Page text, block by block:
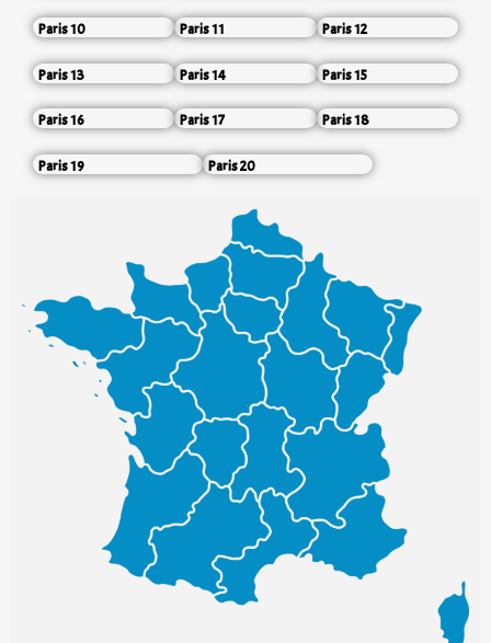
Paris 10 Paris 11 Paris 12
Paris 13 Paris 14 Paris 15
Paris 16 Paris 17 Paris 18
Paris 19 Paris 20